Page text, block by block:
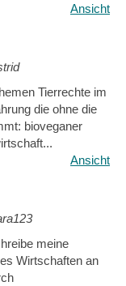
Ansicht
Tierrechte im
die ohne die
bioveganer
Ansicht
meine
Wirtschaften an